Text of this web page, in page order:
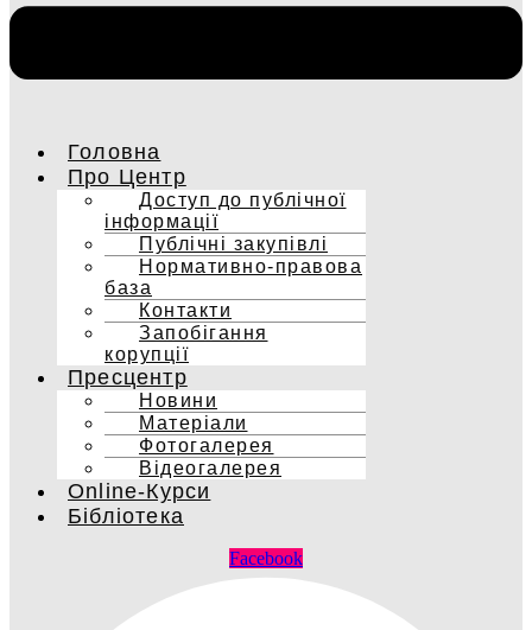
Головна
Про Центр
Доступ до публічної
інформації
Публічні закупівлі
Нормативно-правова
база
Контакти
Запобігання
корупції
Пресцентр
Новини
Матеріали
Фотогалерея
Відеогалерея
Online-Курси
Бібліотека
Facebook